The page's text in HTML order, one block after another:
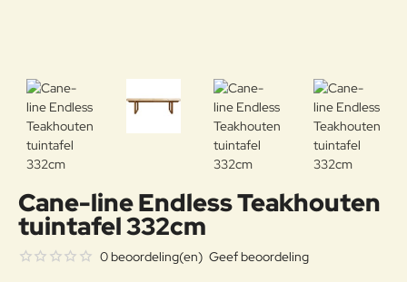
Cane-line Endless Teakhouten
tuintafel 332cm
0 beoordeling(en) Geef beoordeling